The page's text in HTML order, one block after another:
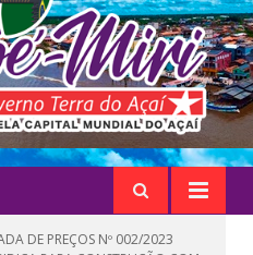
DE PREÇOS Nº 002/2023